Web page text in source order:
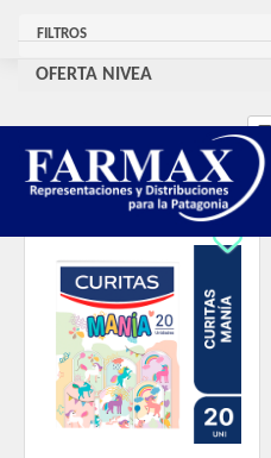
FILTROS
OFERTA NIVEA